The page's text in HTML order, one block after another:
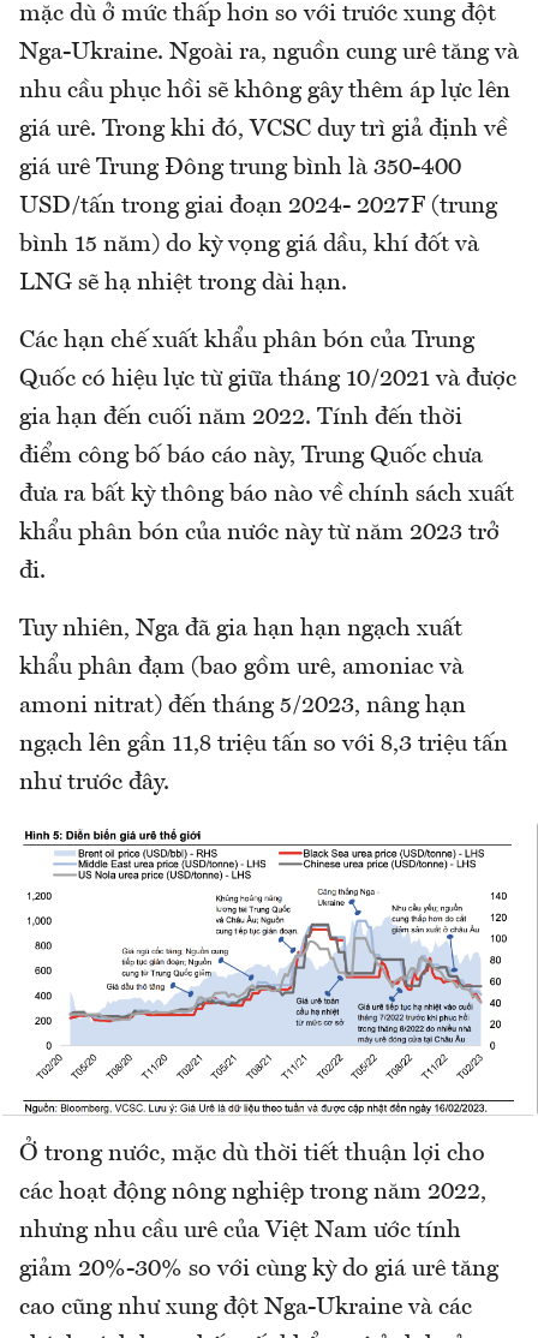
mặc dù ở mức thấp hơn so với trước xung đột
Nga-Ukraine. Ngoài ra, nguồn cung urê tăng và
nhu cầu phục hồi sẽ không gây thêm áp lực lên
giá urê. Trong khi đó, VCSC duy trì giả định về
giá urê Trung Đông trung bình là 350-400
USD/tấn trong giai đoạn 2024- 2027F (trung
bình 15 năm) do kỳ vọng giá dầu, khí đốt và
LNG sẽ hạ nhiệt trong dài hạn.
Các hạn chế xuất khẩu phân bón của Trung
Quốc có hiệu lực từ giữa tháng 10/2021 và được
gia hạn đến cuối năm 2022. Tính đến thời
điểm công bố báo cáo này, Trung Quốc chưa
đưa ra bất kỳ thông báo nào về chính sách xuất
khẩu phân bón của nước này từ năm 2023 trở
đi.
Tuy nhiên, Nga đã gia hạn hạn ngạch xuất
khẩu phân đạm (bao gồm urê, amoniac và
amoni nitrat) đến tháng 5/2023, nâng hạn
ngạch lên gần 11,8 triệu tấn so với 8,3 triệu tấn
như trước đây.
Ở trong nước, mặc dù thời tiết thuận lợi cho
các hoạt động nông nghiệp trong năm 2022,
nhưng nhu cầu urê của Việt Nam ước tính
giảm 20%-30% so với cùng kỳ do giá urê tăng
cao cũng như xung đột Nga-Ukraine và các